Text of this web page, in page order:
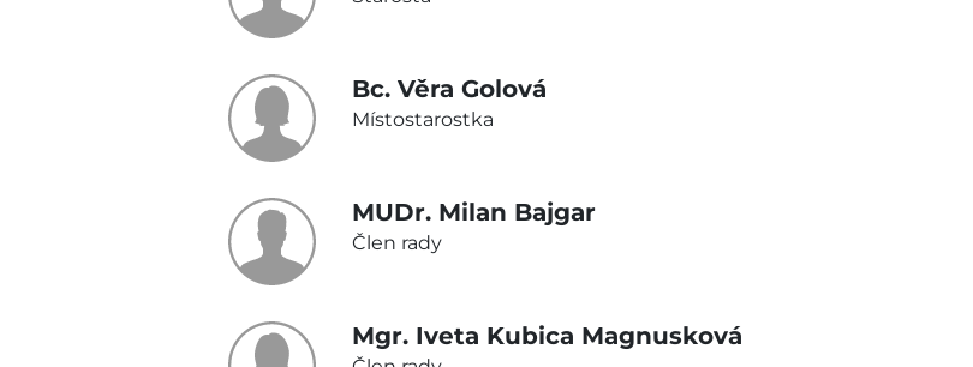
Bc. Věra Golová
Místostarostka
MUDr. Milan Bajgar
Člen rady
Mgr. Iveta Kubica Magnusková